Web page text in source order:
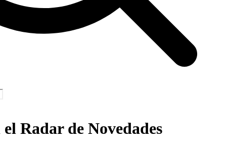
Radar de Novedades